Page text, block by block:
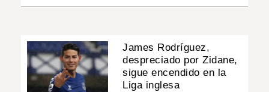
James Rodríguez,
despreciado por Zidane,
sigue encendido en la
Liga inglesa